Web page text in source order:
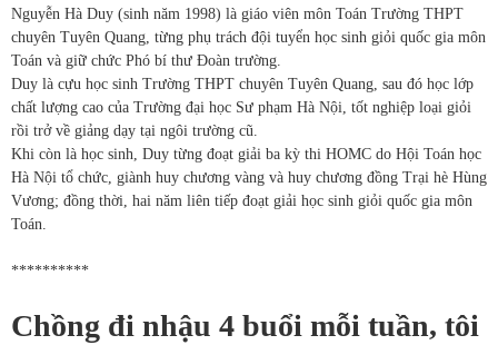
Nguyễn Hà Duy (sinh năm 1998) là giáo viên môn Toán Trường THPT
chuyên Tuyên Quang, từng phụ trách đội tuyển học sinh giỏi quốc gia môn
Toán và giữ chức Phó bí thư Đoàn trường.
Duy là cựu học sinh Trường THPT chuyên Tuyên Quang, sau đó học lớp
chất lượng cao của Trường đại học Sư phạm Hà Nội, tốt nghiệp loại giỏi
rồi trở về giảng dạy tại ngôi trường cũ.
Khi còn là học sinh, Duy từng đoạt giải ba kỳ thi HOMC do Hội Toán học
Hà Nội tổ chức, giành huy chương vàng và huy chương đồng Trại hè Hùng
Vương; đồng thời, hai năm liên tiếp đoạt giải học sinh giỏi quốc gia môn
Toán.
**********
Chồng đi nhậu 4 buổi mỗi tuần, tôi